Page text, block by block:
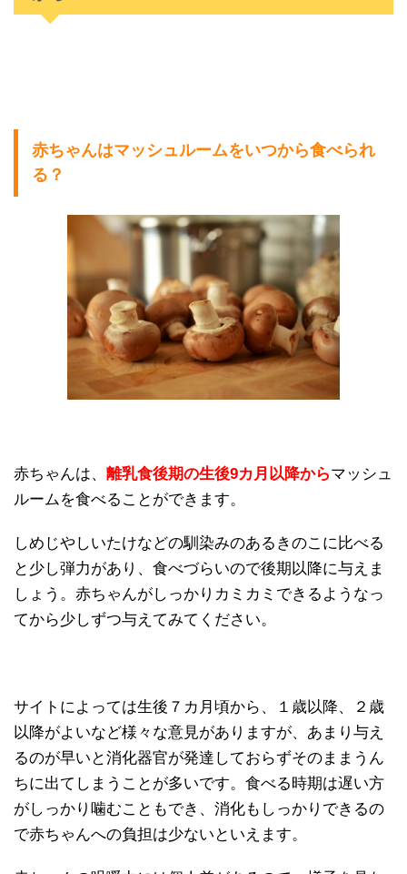
赤ちゃんはマッシュルームをいつから食べられ
る？
赤ちゃんは、 離乳食後期の生後9カ月以降からマッシュ
ルームを食べることができます。
しめじやしいたけなどの馴染みのあるきのこに比べる
と少し弾力があり、食べづらいので後期以降に与えま
しょう。赤ちゃんがしっかりカミカミできるようなっ
てから少しずつ与えてみてください。
サイトによっては生後７カ月頃から、１歳以降、２歳
以降がよいなど様々な意見がありますが、あまり与え
るのが早いと消化器官が発達しておらずそのままうん
ちに出てしまうことが多いです。食べる時期は遅い方
がしっかり噛むこともでき、消化もしっかりできるの
で赤ちゃんへの負担は少ないといえます。